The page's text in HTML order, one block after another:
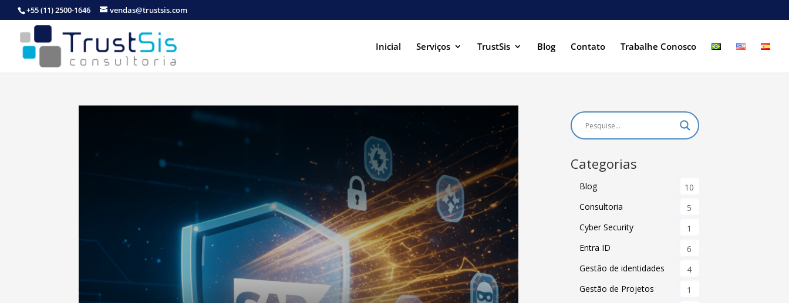
+55 (11) 2500-1646 vendas@trustsis.com
Inicial Serviços TrustSis Blog Contato Trabalhe Conosco
Categorias
Blog
10
Consultoria
5
Cyber Security
1
Entra ID
6
Gestão de identidades
4
Gestão de Projetos
1